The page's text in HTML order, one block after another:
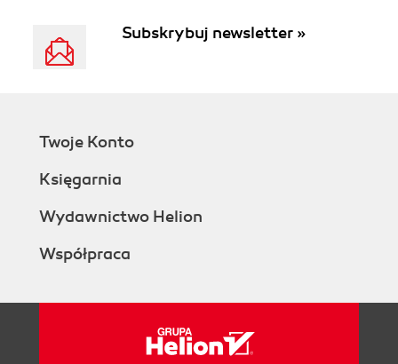
Subskrybuj newsletter »
Twoje Konto
Księgarnia
Wydawnictwo Helion
Współpraca